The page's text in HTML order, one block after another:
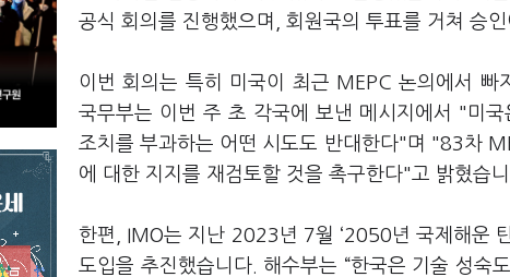
공식 회의를 진행했으며, 회원국의 투표를 거쳐 승
이번 회의는 특히 미국이 최근 MEPC 논의에서 빠
국무부는 이번 주 초 각국에 보낸 메시지에서 "미
조치를 부과하는 어떤 시도도 반대한다"며 "83차
에 대한 지지를 재검토할 것을 촉구한다"고 밝혔습니
한편, IMO는 지난 2023년 7월 ‘2050년 국제해운
도입을 추진했습니다. 해수부는 “한국은 기술 성숙